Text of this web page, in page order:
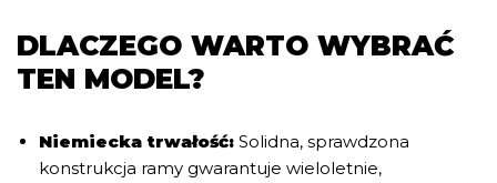
DLACZEGO WARTO WYBRAĆ
TEN MODEL?
Niemiecka trwałość: Solidna, sprawdzona
konstrukcja ramy gwarantuje wieloletnie,